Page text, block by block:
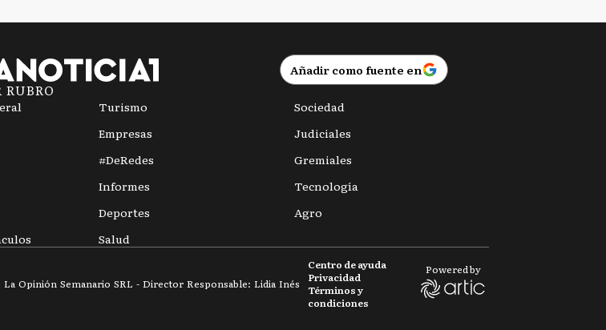
Añadir como fuente en
Turismo
Empresas
#DeRedes
Informes
Deportes
Salud
Sociedad
Judiciales
Gremiales
Tecnología
Agro
Opinión Semanario SRL - Director Responsable: Lidia Inés
Términos y
condiciones
Privacidad
Centro de ayuda Powered by